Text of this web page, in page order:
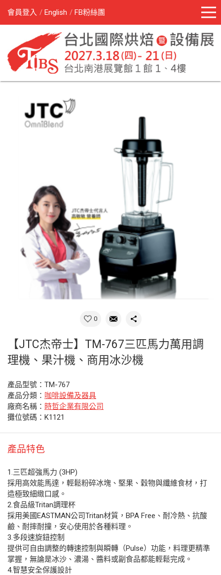
會員登入 English FB粉絲團
0
【JTC杰帝士】TM-767三匹馬力萬用調
理機、果汁機、商用冰沙機
產品型號：TM-767
產品分類： 咖啡設備及器具
廠商名稱： 時哲企業有限公司
攤位號碼：K1121
產品特色
1.三匹超強馬力 (3HP)
採用高效能馬達，輕鬆粉碎冰塊、堅果、穀物與纖維食材，打
造極致細緻口感。
2.食品級Tritan調理杯
採用美國EASTMAN公司Tritan材質，BPA Free、耐冷熱、抗酸
鹼、耐摔耐撞，安心使用於各種料理。
3.多段速旋鈕控制
提供可自由調整的轉速控制與瞬轉（Pulse）功能，料理更精準
掌握，無論是冰沙、濃湯、醬料或副食品都能輕鬆完成。
4.智慧安全保護設計